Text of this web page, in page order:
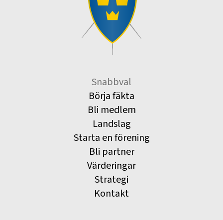
Snabbval
Börja fäkta
Bli medlem
Landslag
Starta en förening
Bli partner
Värderingar
Strategi
Kontakt